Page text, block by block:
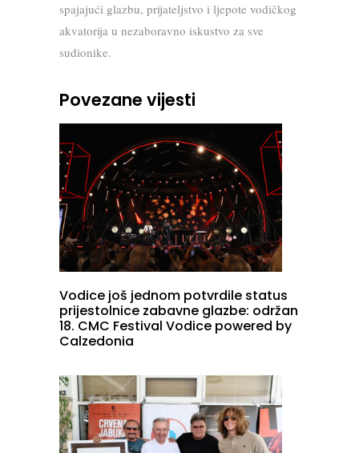
spajajući glazbu, prijateljstvo i ljepote vodičkog
akvatorija u nezaboravno iskustvo za sve
sudionike.
Povezane vijesti
Vodice još jednom potvrdile status
prijestolnice zabavne glazbe: održan
18. CMC Festival Vodice powered by
Calzedonia